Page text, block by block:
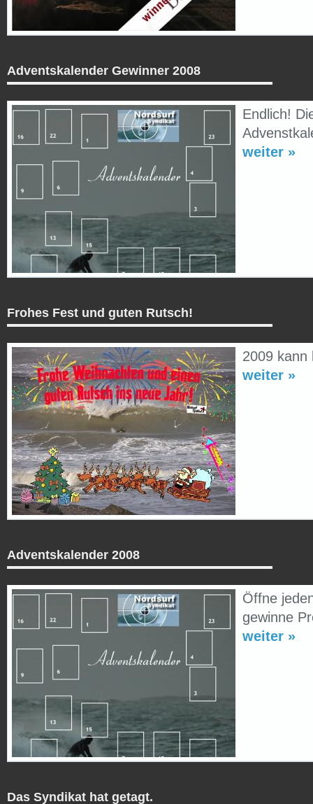
Adventskalender Gewinner 2008
Endlich!
weiter »
Frohes Fest und guten Rutsch!
2009 kann
weiter »
Adventskalender 2008
Öffne
gewinne
weiter »
Das Syndikat hat getagt.